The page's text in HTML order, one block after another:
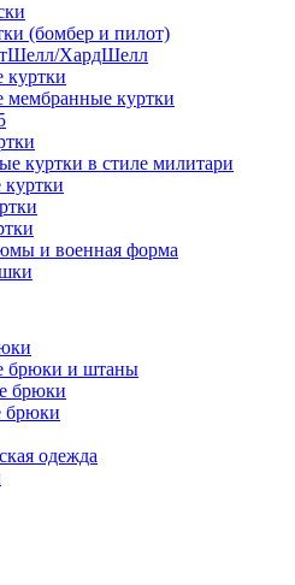
(бомбер и пилот)
ХардШелл
куртки
мембранные куртки
куртки в стиле милитари
и военная форма
брюки и штаны
брюки
брюки
одежда